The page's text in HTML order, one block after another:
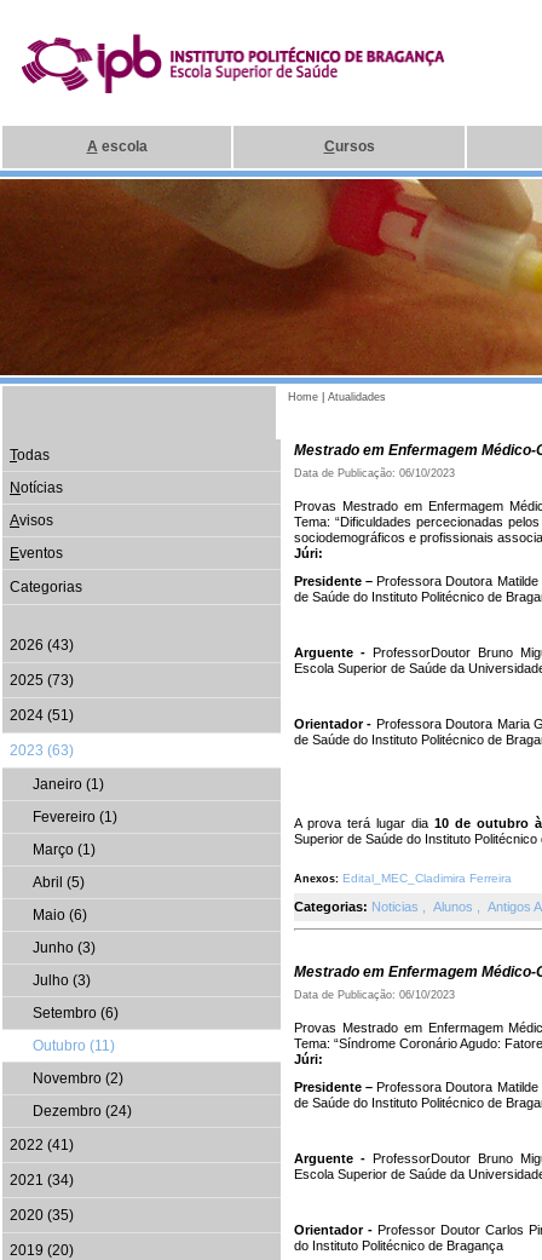
A escola Cursos
Home Atualidades
Todas
Notícias
Avisos
Eventos
Categorias
2026 (43)
2025 (73)
2024 (51)
2023 (63)
Janeiro (1)
Fevereiro (1)
Março (1)
Abril (5)
Maio (6)
Junho (3)
Julho (3)
Setembro (6)
Outubro (11)
Novembro (2)
Dezembro (24)
2022 (41)
2021 (34)
2020 (35)
2019 (20)
Mestrado em Enfermagem Médico-
Data de Publicação: 06/10/2023
Provas Mestrado em Enfermagem
Tema: “Dificuldades percecionadas
sociodemográficos e profissionais
Júri:
Presidente –Professora Doutora
de Saúde do Instituto Politécnico de
Arguente - ProfessorDoutor Bruno
Escola Superior de Saúde da
Orientador - Professora Doutora Maria
de Saúde do Instituto Politécnico de
A prova terá lugar dia 10 de outubro
Superior de Saúde do Instituto Politécnico
Anexos: Edital_MEC_Cladimira Ferreira
Categorias: Noticias Alunos Antigos
Mestrado em Enfermagem Médico-
Data de Publicação: 06/10/2023
Provas Mestrado em Enfermagem
Tema: “Síndrome Coronário Agudo:
Júri:
Presidente –Professora Doutora
de Saúde do Instituto Politécnico de
Arguente - ProfessorDoutor Bruno
Escola Superior de Saúde da
Orientador - Professor Doutor Carlos
do Instituto Politécnico de Bragança